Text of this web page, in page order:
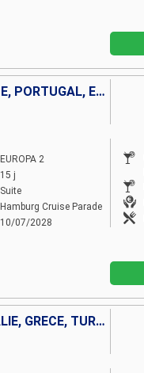
ALLEMAGNE, ROYAUME-UNI, FRANCE, PORTUGAL, ESPAGNE
EUROPA 2
15 j
Suite
Hamburg Cruise Parade
10/07/2028
MAJORQUE, ESPAGNE, FRANCE, ITALIE, GRÈCE, TURQUIE